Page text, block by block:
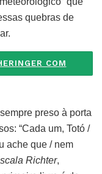
quebras de
COM
preso à porta
“Cada um, Totó /
ache que / nem
Richter,